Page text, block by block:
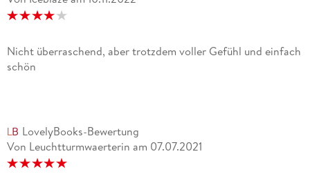
Nicht überraschend, aber trotzdem voller Gefühl und einfach
schön
LovelyBooks-Bewertung
Von Leuchtturmwaerterin am 07.07.2021